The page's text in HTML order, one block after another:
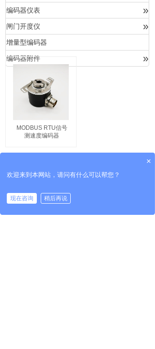
编码器仪表 »
闸门开度仪 »
增量型编码器
编码器附件 »
MODBUS RTU信号
测速度编码器
×
欢迎来到本网站，请问有什么可以帮您？
现在咨询 稍后再说